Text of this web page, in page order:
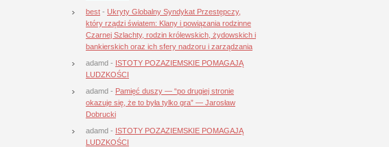
best - Ukryty Globalny Syndykat Przestępczy,
który rządzi światem: Klany i powiązania rodzinne
Czarnej Szlachty, rodzin królewskich, żydowskich i
bankierskich oraz ich sfery nadzoru i zarządzania
adamd - ISTOTY POZAZIEMSKIE POMAGAJĄ
LUDZKOŚCI
adamd - Pamięć duszy — “po drugiej stronie
okazuje się, że to była tylko gra” — Jarosław
Dobrucki
adamd - ISTOTY POZAZIEMSKIE POMAGAJĄ
LUDZKOŚCI